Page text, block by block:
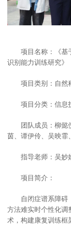
项目名称：《基
识别能力训练研究》
项目类别：自然
项目分类：信息
团队成员：柳
茵、谭伊伶、吴映霏
指导老师：吴妙
项目简介：
自闭症谱系障碍
方法难实时个性化调
术，构建康复训练框